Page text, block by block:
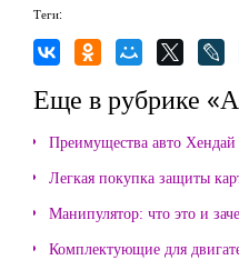
Теги:
Еще в рубрике
Преимущества авто
Легкая покупка защиты
Манипулятор: что это и
Комплектующие для